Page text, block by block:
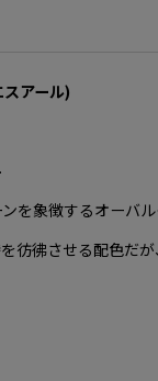
アール)
を象徴するオーバ
彷彿させる配色だ